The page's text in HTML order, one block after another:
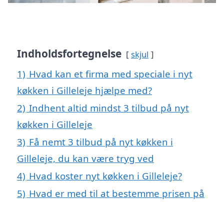
Indholdsfortegnelse skjul
1) Hvad kan et firma med speciale i nyt
køkken i Gilleleje hjælpe med?
2) Indhent altid mindst 3 tilbud på nyt
køkken i Gilleleje
3) Få nemt 3 tilbud på nyt køkken i
Gilleleje, du kan være tryg ved
4) Hvad koster nyt køkken i Gilleleje?
5) Hvad er med til at bestemme prisen på